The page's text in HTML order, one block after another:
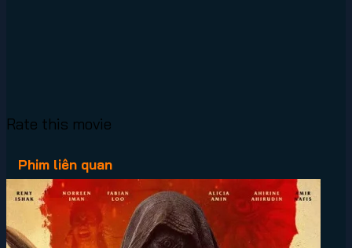
Rate this movie
Phim liên quan